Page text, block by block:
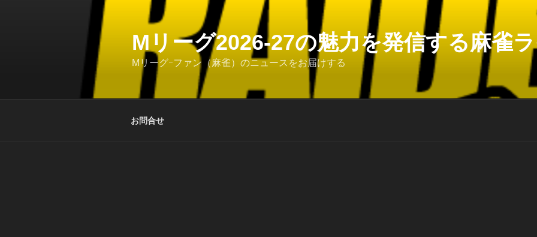
Mリーグ2026-27の魅力を発信する麻雀ラ
Mリーグｰファン（麻雀）のニュースをお届けする
お問合せ